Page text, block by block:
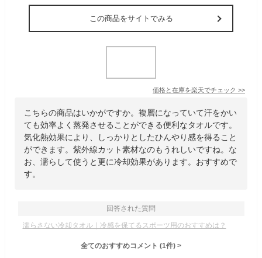
この商品をサイトでみる
価格と在庫を楽天でチェック >>
こちらの商品はいかがですか。複層になっていて汗をかい
ても効率よく蒸発させることができる便利なタオルです。
気化熱効果により、しっかりとしたひんやり感を得ること
ができます。紫外線カット素材なのもうれしいですね。な
お、濡らして使うと更に冷却効果があります。おすすめで
す。
回答された質問
濡らさない冷却タオル｜冷感を保てるスポーツ用のおすすめは？
全てのおすすめコメント (1件) >